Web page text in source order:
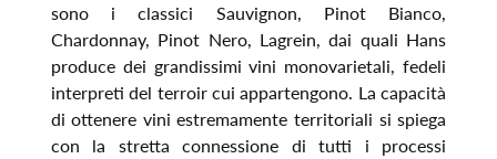
sono i classici Sauvignon, Pinot Bianco,
Chardonnay, Pinot Nero, Lagrein, dai quali Hans
produce dei grandissimi vini monovarietali, fedeli
interpreti del terroir cui appartengono. La capacità
di ottenere vini estremamente territoriali si spiega
con la stretta connessione di tutti i processi